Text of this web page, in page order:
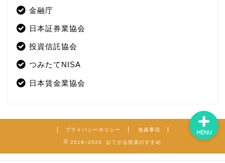
金融庁
日本証券業協会
投資信託協会
つみたてNISA
日本賃金業協会
プライバシーポリシー 免責事項
2019–2026 おてがる投資のすすめ
MENU